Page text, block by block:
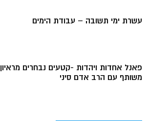
עשרת ימי תשובה – עבודת הימים
פאנל אחדות ויהדות -קטעים נבחרים מראיון
משותף עם הרב אדם סיני